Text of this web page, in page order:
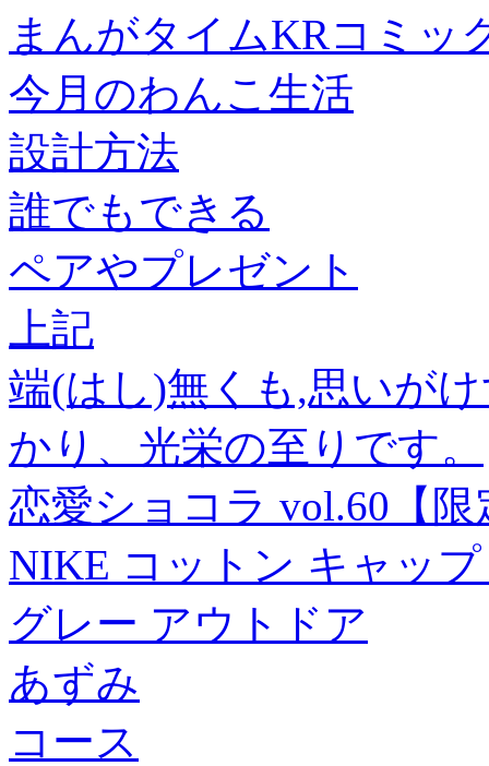
まんがタイムKRコミッ
今月のわんこ生活
設計方法
誰でもできる
ペアやプレゼント
上記
端(はし)無くも,思いが
かり、光栄の至りです。
恋愛ショコラ vol.60【
NIKE コットン キャッ
グレー アウトドア
あずみ
コース